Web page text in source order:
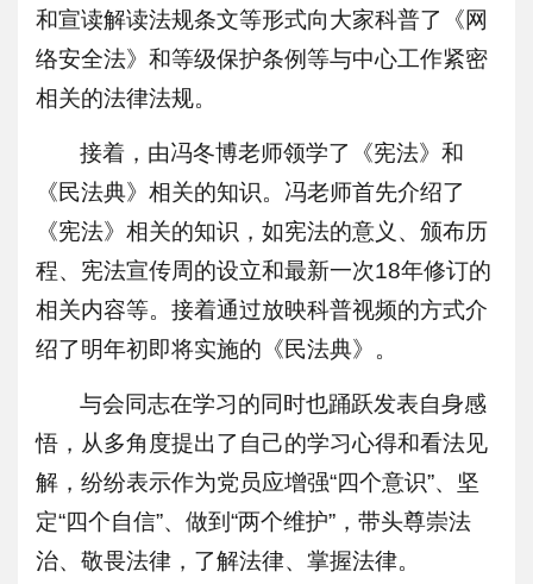
和宣读解读法规条文等形式向大家科普了《网
络安全法》和等级保护条例等与中心工作紧密
相关的法律法规。
接着，由冯冬博老师领学了《宪法》和
《民法典》相关的知识。冯老师首先介绍了
《宪法》相关的知识，如宪法的意义、颁布历
程、宪法宣传周的设立和最新一次18年修订的
相关内容等。接着通过放映科普视频的方式介
绍了明年初即将实施的《民法典》。
与会同志在学习的同时也踊跃发表自身感
悟，从多角度提出了自己的学习心得和看法见
解，纷纷表示作为党员应增强“四个意识”、坚
定“四个自信”、做到“两个维护”，带头尊崇法
治、敬畏法律，了解法律、掌握法律。